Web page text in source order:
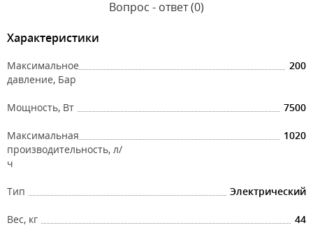
Вопрос - ответ (0)
Характеристики
Максимальное
давление, Бар
200
Мощность, Вт 7500
Максимальная
производительность, л/
ч
1020
Тип Электрический
Вес, кг 44